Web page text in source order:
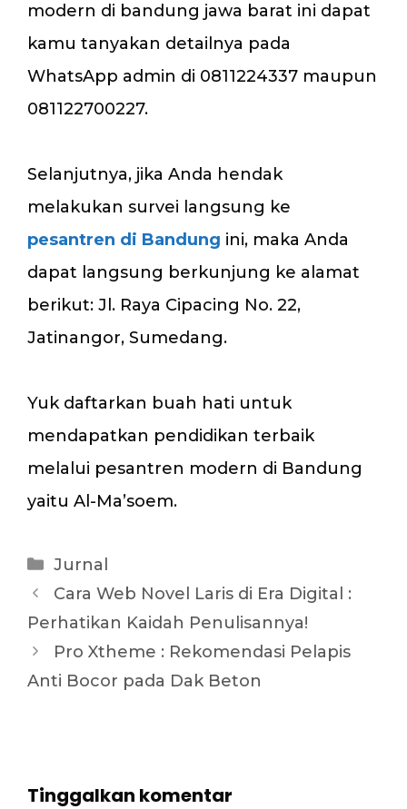
modern di bandung jawa barat ini dapat
kamu tanyakan detailnya pada
WhatsApp admin di 0811224337 maupun
081122700227.
Selanjutnya, jika Anda hendak
melakukan survei langsung ke
pesantren di Bandung ini, maka Anda
dapat langsung berkunjung ke alamat
berikut: Jl. Raya Cipacing No. 22,
Jatinangor, Sumedang.
Yuk daftarkan buah hati untuk
mendapatkan pendidikan terbaik
melalui pesantren modern di Bandung
yaitu Al-Ma’soem.
Kategori
Jurnal
Cara Web Novel Laris di Era Digital :
Perhatikan Kaidah Penulisannya!
Pro Xtheme : Rekomendasi Pelapis
Anti Bocor pada Dak Beton
Tinggalkan komentar